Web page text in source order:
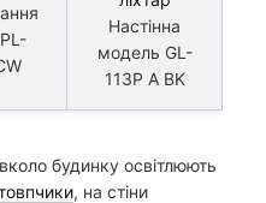
Настінна
модель GL-
113P A BK
будинку освітлюють
, на стіни